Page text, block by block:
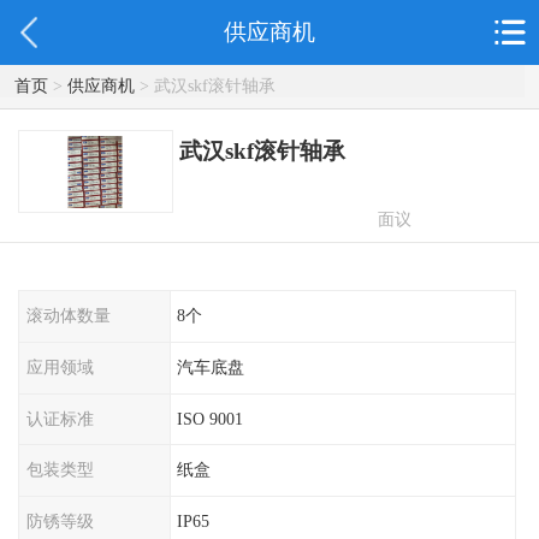
供应商机
首页> 供应商机> 武汉skf滚针轴承
武汉skf滚针轴承
面议
滚动体数量 8个
应用领域 汽车底盘
认证标准 ISO 9001
包装类型 纸盒
防锈等级 IP65